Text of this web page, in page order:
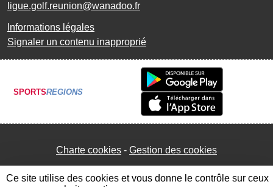
ligue.golf.reunion@wanadoo.fr
Informations légales
Signaler un contenu inapproprié
SPORTSREGIONS
Charte cookies Gestion des cookies
Ce site utilise des cookies et vous donne le contrôle sur ceux